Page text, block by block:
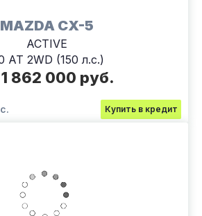
MAZDA CX-5
ACTIVE
AT 2WD (150 л.с.)
862 000 руб.
Купить в кредит